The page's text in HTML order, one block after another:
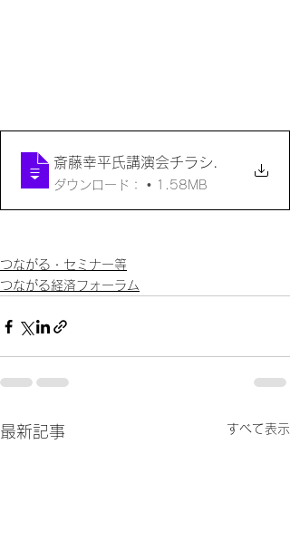
斎藤幸平氏講演会チラシ.
ダウンロード： • 1.58MB
つながる・セミナー等
つながる経済フォーラム
最新記事 すべて表示